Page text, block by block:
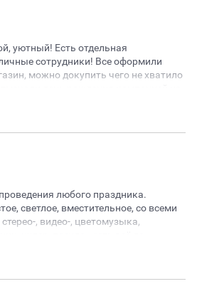
уютный! Есть отдельная
сотрудники! Все оформили
можно докупить чего не хватило
любого праздника.
светлое, вместительное, со всеми
, видео-, цветомузыка,
помогающий с любыми